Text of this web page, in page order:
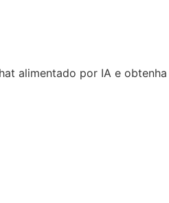
alimentado por IA e